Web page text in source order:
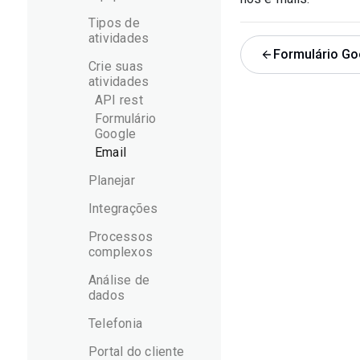
Tipos de
atividades
Crie suas
atividades
API rest
Formulário
Google
Email
Planejar
Integrações
Processos
complexos
Análise de
dados
Telefonia
Portal do cliente
Formulário